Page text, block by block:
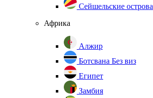
Сейшельские острова
Африка
Алжир
Ботсвана Без виз
Египет
Замбия